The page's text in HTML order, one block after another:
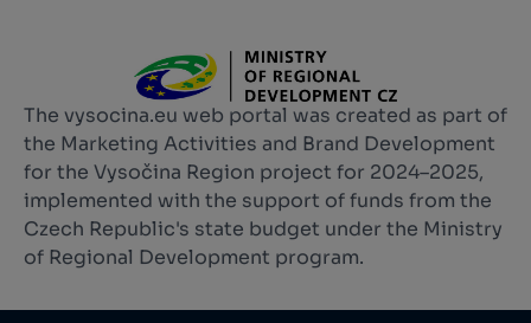
The vysocina.eu web portal was created as part of
the Marketing Activities and Brand Development
for the Vysočina Region project for 2024–2025,
implemented with the support of funds from the
Czech Republic's state budget under the Ministry
of Regional Development program.